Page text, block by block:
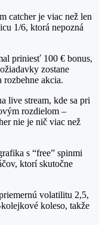
catcher je viac než len
1/6, ktorá nepozná
priniesť 100 € bonus,
zostane
rozbehne akcia.
live stream, kde sa pri
rozdielom –
nie je nič viac než
s “free” spinmi
ktorí skutočne
volatilitu 2,5,
koleso, takže